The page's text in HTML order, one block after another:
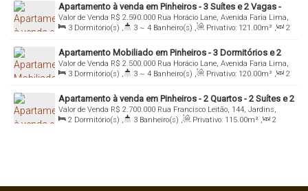
116.00m²
Apartamento à venda em Pinheiros - 3 Suítes e 2 Vagas -
Imobiliária Italiana Consultoria
R$ 2.590.000
Valor de Venda
Rua Horácio Lane, Avenida Faria Lima,
05432-030, Pinheiros, São Paulo, São Paulo, Brasil
3 Dormitório(s) , 3 ~ 4 Banheiro(s) , Privativo: 121 .00m² ,
2
Sala(s) , 3 Suíte(s) , Total: 121.00m² , 2 Vaga(s) ,
Útil:
121.00m²
Apartamento Mobiliado em Pinheiros - 3 Dormitórios e 2
Vagas
R$ 2.500.000
Valor de Venda
Rua Horácio Lane, Avenida Faria Lima,
05432-030, Pinheiros, São Paulo, São Paulo, Brasil
3 Dormitório(s) , 3 ~ 4 Banheiro(s) , Privativo: 120.00m² ,
2
Sala(s) , 3 Suíte(s) , Total: 120.00m² , 2 Vaga(s) ,
Útil:
120.00m²
Apartamento à venda em Pinheiros - 2 Quartos - 2 Suítes e 2
Vagas - Imobiliária Italiana Consultoria
R$ 2.700.000
Valor de Venda
Rua Francisco Leitão, 144, Jardins,
05414-020, Pinheiros, São Paulo, São Paulo, Brasil
2 Dormitório(s) , 3 Banheiro(s) , Privativo: 115.00m² ,
2